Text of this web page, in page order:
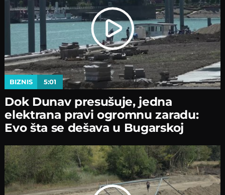
BIZNIS 5:01
Dok Dunav presušuje, jedna
elektrana pravi ogromnu zaradu:
Evo šta se dešava u Bugarskoj